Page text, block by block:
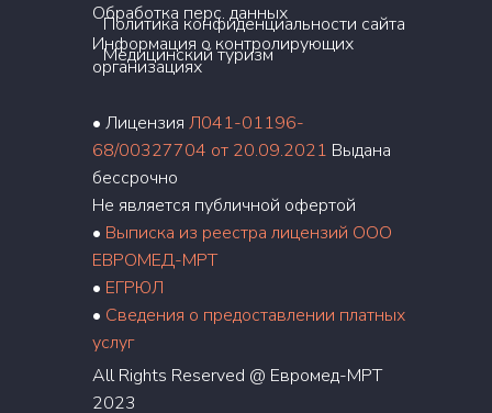
• Лицензия Л041-01196-
68/00327704 от 20.09.2021 Выдана
бессрочно
Не является публичной офертой
• Выписка из реестра лицензий ООО
ЕВРОМЕД-МРТ
• ЕГРЮЛ
• Сведения о предоставлении платных
услуг
All Rights Reserved @ Евромед-МРТ
2023
Обработка перс. данных
Политика конфиденциальности сайта
Информация о контролирующих
организациях
Медицинский туризм